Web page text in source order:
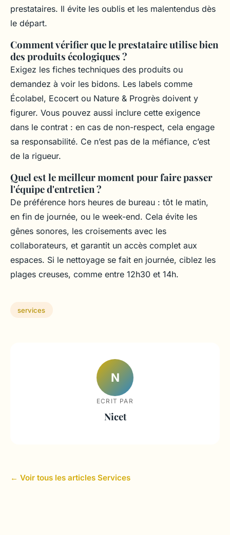
prestataires. Il évite les oublis et les malentendus dès
le départ.
Comment vérifier que le prestataire utilise bien
des produits écologiques ?
Exigez les fiches techniques des produits ou
demandez à voir les bidons. Les labels comme
Écolabel, Ecocert ou Nature & Progrès doivent y
figurer. Vous pouvez aussi inclure cette exigence
dans le contrat : en cas de non-respect, cela engage
sa responsabilité. Ce n’est pas de la méfiance, c’est
de la rigueur.
Quel est le meilleur moment pour faire passer
l'équipe d'entretien ?
De préférence hors heures de bureau : tôt le matin,
en fin de journée, ou le week-end. Cela évite les
gênes sonores, les croisements avec les
collaborateurs, et garantit un accès complet aux
espaces. Si le nettoyage se fait en journée, ciblez les
plages creuses, comme entre 12h30 et 14h.
services
N
ECRIT PAR
Nicet
← Voir tous les articles Services